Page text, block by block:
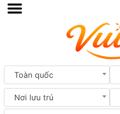
Toàn quốc
Nơi lưu trú